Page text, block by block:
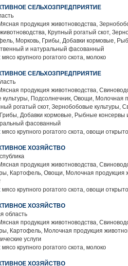
СЕЛЬХОЗПРЕДПРИЯТИЕ
продукция животноводства,
Крупный рогатый скот,
Морковь, Грибы, Добавки кормовые,
и натуральный фасованный
мясо крупного рогатого скота, молоко
СЕЛЬХОЗПРЕДПРИЯТИЕ
продукция животноводства,
Подсолнечник, Овощи, Молочная
рогатый скот, Зернобобовые культуры,
Добавки кормовые, Рыбные
фасованный
мясо крупного рогатого скота, овощи
ХОЗЯЙСТВО
продукция животноводства,
Картофель, Овощи, Молочная продукция
мясо крупного рогатого скота, овощи
ХОЗЯЙСТВО
область
продукция животноводства,
Картофель, Молочная продукция
услуги
мясо крупного рогатого скота, молоко
ХОЗЯЙСТВО